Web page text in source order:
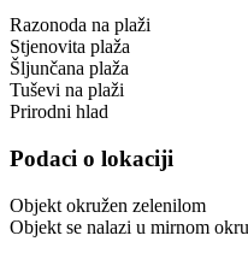
Razonoda na plaži
Stjenovita plaža
Šljunčana plaža
Tuševi na plaži
Prirodni hlad
Podaci o lokaciji
Objekt okružen zelenilom
Objekt se nalazi u mirnom